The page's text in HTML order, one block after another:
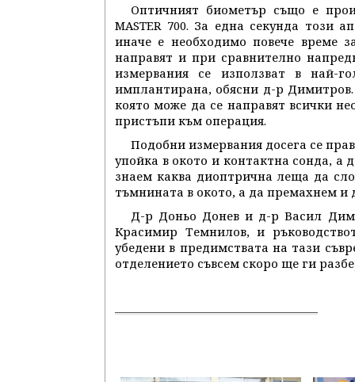
Оптичният биометър също е
MASTER 700. За една секунда този
иначе е необходимо повече време
направят и при сравнително
измервания се използват в най-
имплантирана, обясни д-р Димитров.
която може да се направят всички
пристъпи към операция.
Подобни измервания досега се
упойка в окото и контактна сонда, а
знаем каква диоптрична леща да
тъмнината в окото, а да премахнем
Д-р Доньо Донев и д-р Васил
Красимир Темнилов, и
убедени в предимствата на тази
отделението съвсем скоро ще ги